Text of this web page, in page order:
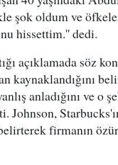
şok oldum ve
hissettim.'' dedi.
açıklamada söz
kaynaklandığını
anladığını ve o
Johnson,
firmanın